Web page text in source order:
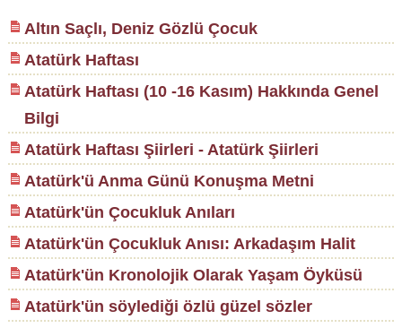
Altın Saçlı, Deniz Gözlü Çocuk
Atatürk Haftası
Atatürk Haftası (10 -16 Kasım) Hakkında Genel
Bilgi
Atatürk Haftası Şiirleri - Atatürk Şiirleri
Atatürk'ü Anma Günü Konuşma Metni
Atatürk'ün Çocukluk Anıları
Atatürk'ün Çocukluk Anısı: Arkadaşım Halit
Atatürk'ün Kronolojik Olarak Yaşam Öyküsü
Atatürk'ün söylediği özlü güzel sözler